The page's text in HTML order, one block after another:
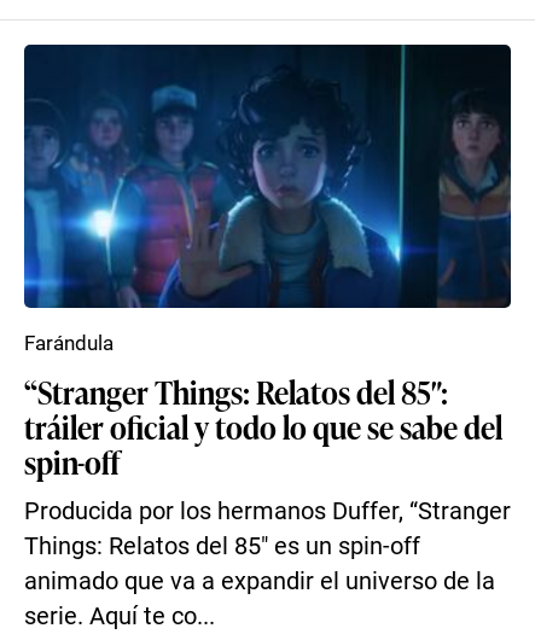
“Stranger Things: Relatos del 85″:
tráiler oficial y todo lo que se sabe del
spin-off
Producida por los hermanos Duffer, “Stranger
Things: Relatos del 85″ es un spin-off
animado que va a expandir el universo de la
serie. Aquí te co...
Farándula